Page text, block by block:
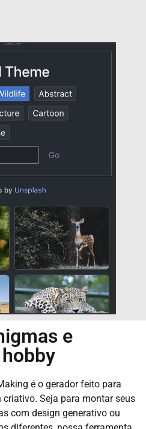
e
é o gerador feito para
Seja para montar seus
com design generativo ou